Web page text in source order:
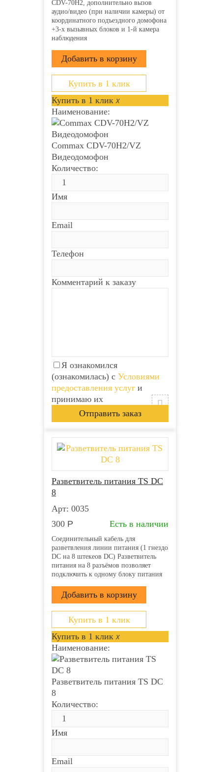
CDV-70H2, дополнительно вызов
аудио/видео (при наличии камеры) от
координатного подъездного домофона
+3-х вызывных блоков и 1-й камера
наблюдения
Купить в 1 клик
Купить в 1 клик x
Наименование:
Commax CDV-70H2/VZ
Видеодомофон
Количество:
Имя
Email
Телефон
Комментарий к заказу
Я ознакомился
(ознакомилась) с Условиями
предоставления услуг и
принимаю их
Разветвитель питания TS DC
8
Арт: 0035
300 Р Есть в наличии
Соединительный кабель для
разветвления линии питания (1 гнездо
DC на 8 штекеов DC) Разветвитель
питания на 8 разъёмов позволяет
подключить к одному блоку питания
Вход: Гнездо питания DC типа «мама»
(внутренний контакт 2.1 мм) Выход: 8
штекеров питания DC...
Купить в 1 клик
Купить в 1 клик x
Наименование:
Разветвитель питания TS DC
8
Количество:
Имя
Email